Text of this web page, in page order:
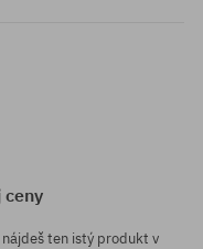
ceny
ten istý produkt v